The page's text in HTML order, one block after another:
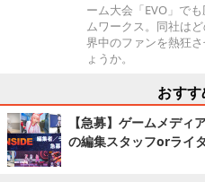
ーム大会「EVO」で
ムワークス。同社は
界中のファンを熱狂
ょうか。
おすす
【急募】ゲームメディ
の編集スタッフorライ